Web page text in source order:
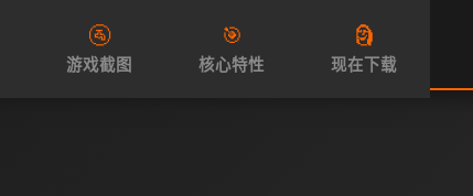
🚰
游戏截图
🎯
核心特性
🗿
现在下载